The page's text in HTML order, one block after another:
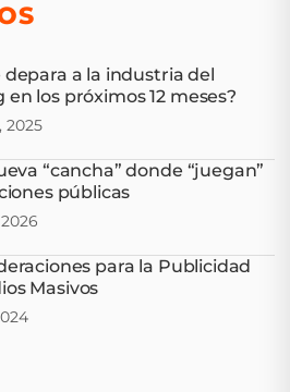
depara a la industria del
los próximos 12 meses?
2025
“cancha” donde “juegan”
públicas
para la Publicidad
Masivos